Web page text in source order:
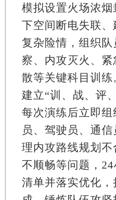
模拟设置火场浓
下空间断电失联
复杂险情，组织
察、内攻灭火、
散等关键科目训练
建立“训、战、评
每次演练后立即
员、驾驶员、通
理内攻路线规划
不顺畅等问题，
清单并落实优化